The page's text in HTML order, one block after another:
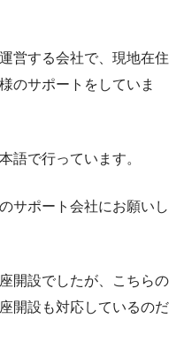
営する会社で、現地在住
のサポートをしていま
語で行っています。
サポート会社にお願いし
開設でしたが、こちらの
開設も対応しているのだ